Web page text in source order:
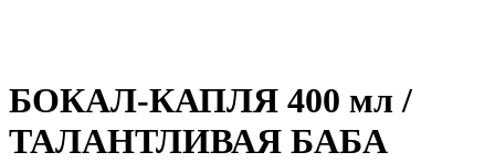
БОКАЛ-КАПЛЯ 400 мл /
ТАЛАНТЛИВАЯ БАБА